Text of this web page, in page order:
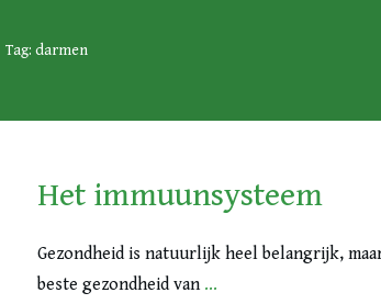
Tag: darmen
Het immuunsysteem
Gezondheid is natuurlijk heel belangrijk,
beste gezondheid van ...